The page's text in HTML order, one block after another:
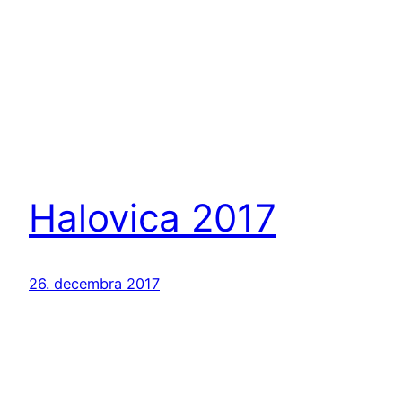
Halovica 2017
26. decembra 2017